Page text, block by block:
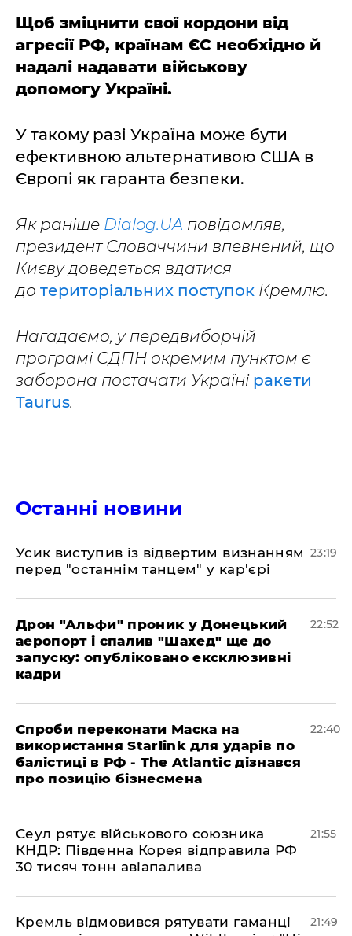
Щоб зміцнити свої кордони від
агресії РФ, країнам ЄС необхідно й
надалі надавати військову
допомогу Україні.
У такому разі Україна може бути
ефективною альтернативою США в
Європі як гаранта безпеки.
Як раніше Dialog.UA повідомляв,
президент Словаччини впевнений, що
Києву доведеться вдатися
до територіальних поступок Кремлю.
Нагадаємо, у передвиборчій
програмі СДПН окремим пунктом є
заборона постачати Україні ракети
Taurus.
Останні новини
​Усик виступив із відвертим визнанням
перед "останнім танцем" у кар'єрі
23:19
​Дрон "Альфи" проник у Донецький
аеропорт і спалив "Шахед" ще до
запуску: опубліковано ексклюзивні
кадри
22:52
​Спроби переконати Маска на
використання Starlink для ударів по
балістиці в РФ - The Atlantic дізнався
про позицію бізнесмена
22:40
​Сеул рятує військового союзника
КНДР: Південна Корея відправила РФ
30 тисяч тонн авіапалива
21:55
​Кремль відмовився рятувати гаманці
21:49